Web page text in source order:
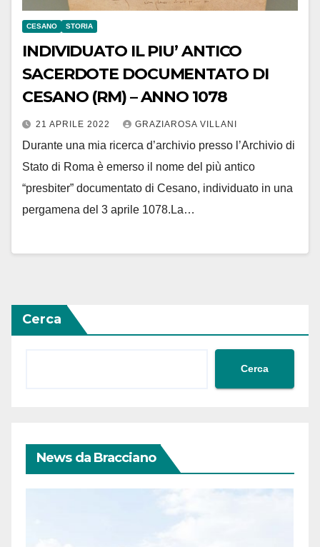
CESANO STORIA
INDIVIDUATO IL PIU’ ANTICO
SACERDOTE DOCUMENTATO DI
CESANO (RM) – ANNO 1078
21 APRILE 2022 GRAZIAROSA VILLANI
Durante una mia ricerca d’archivio presso l’Archivio di
Stato di Roma è emerso il nome del più antico
“presbiter” documentato di Cesano, individuato in una
pergamena del 3 aprile 1078.La…
Cerca
Cerca
News da Bracciano